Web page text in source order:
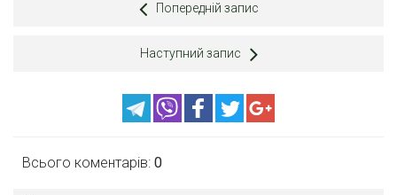
Попередній запис
Наступний запис
Всього коментарів: 0